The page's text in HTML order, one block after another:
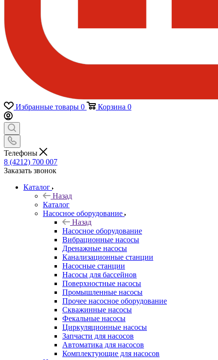
Избранные товары 0 Корзина 0
Телефоны
8 (4212) 700 007
Заказать звонок
Каталог
Назад
Каталог
Насосное оборудование
Назад
Насосное оборудование
Вибрационные насосы
Дренажные насосы
Канализационные станции
Насосные станции
Насосы для бассейнов
Поверхностные насосы
Промышленные насосы
Прочее насосное оборудование
Скважинные насосы
Фекальные насосы
Циркуляционные насосы
Запчасти для насосов
Автоматика для насосов
Комплектующие для насосов